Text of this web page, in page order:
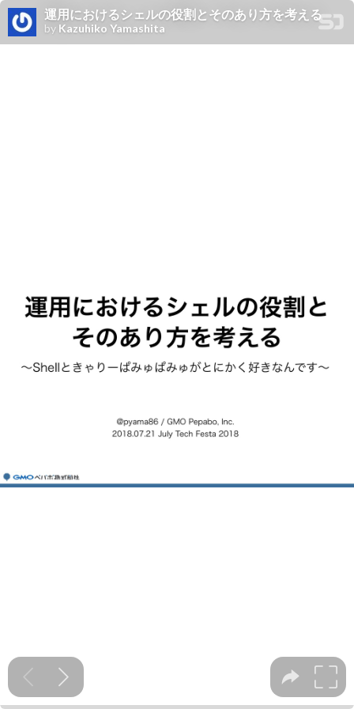
運用におけるシェルの役割とそのあり方を考える
by Kazuhiko Yamashita